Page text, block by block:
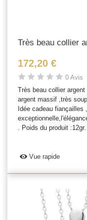
Très beau collier
172,20 €
0 Avis
Très beau collier
argent massif ,très
Idée cadeau fiançailles
. Poids du produit
Vue rapide